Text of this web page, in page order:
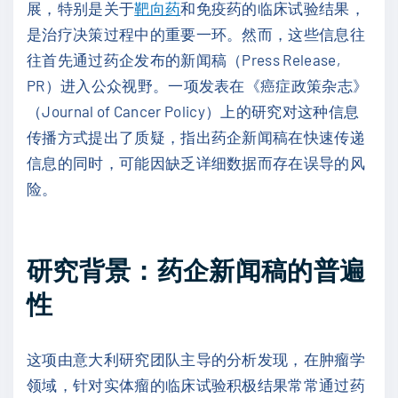
展，特别是关于靶向药和免疫药的临床试验结果，
是治疗决策过程中的重要一环。然而，这些信息往
往首先通过药企发布的新闻稿（Press Release,
PR）进入公众视野。一项发表在《癌症政策杂志》
（Journal of Cancer Policy）上的研究对这种信息
传播方式提出了质疑，指出药企新闻稿在快速传递
信息的同时，可能因缺乏详细数据而存在误导的风
险。
研究背景：药企新闻稿的普遍
性
这项由意大利研究团队主导的分析发现，在肿瘤学
领域，针对实体瘤的临床试验积极结果常常通过药